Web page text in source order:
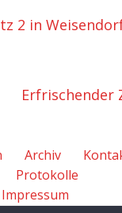
2 in
Erfrischender
Archiv
Protokolle
Impressum